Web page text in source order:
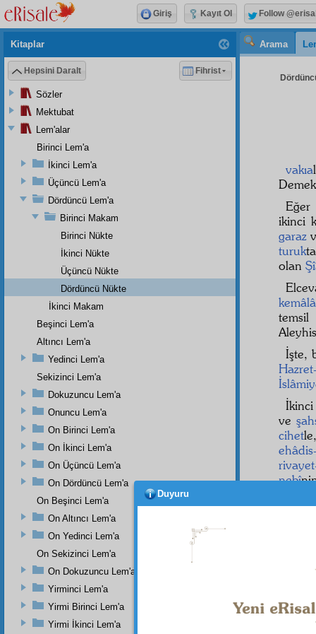
Arama
vakıa
ikinci
garaz
turuk
olan
temsil
İşte,
ve
cihet
nebî
Dipnot-2
Tirmizî,
Kitaplar
Hepsini Daralt Fihrist
Sözler
Mektubat
Lem'alar
Birinci Lem'a
İkinci Lem'a
Üçüncü Lem'a
Dördüncü Lem'a
Birinci Makam
Birinci Nükte
İkinci Nükte
Üçüncü Nükte
Dördüncü Nükte
İkinci Makam
Beşinci Lem'a
Altıncı Lem'a
Yedinci Lem'a
Sekizinci Lem'a
Dokuzuncu Lem'a
Onuncu Lem'a
On Birinci Lem'a
On İkinci Lem'a
On Üçüncü Lem'a
On Dördüncü Lem'a
On Beşinci Lem'a
On Altıncı Lem'a
On Yedinci Lem'a
On Sekizinci Lem'a
On Dokuzuncu Lem'a
Yirminci Lem'a
Yirmi Birinci Lem'a
Yirmi İkinci Lem'a
Giriş Kayıt Ol Follow
Duyuru